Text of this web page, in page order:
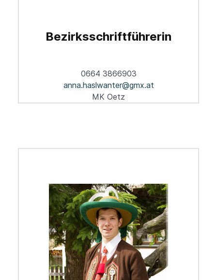
Bezirksschriftführerin
0664 3866903
anna.haslwanter@gmx.at
MK Oetz